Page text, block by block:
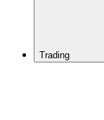
Trading